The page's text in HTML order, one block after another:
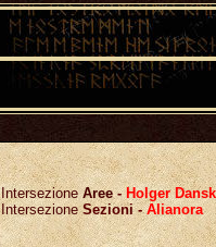
IntersezioneAree- Holger
IntersezioneSezioni -Alianora